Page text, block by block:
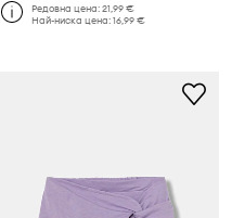
Редовна цена:21,99 €
Най-ниска цена:16,99 €